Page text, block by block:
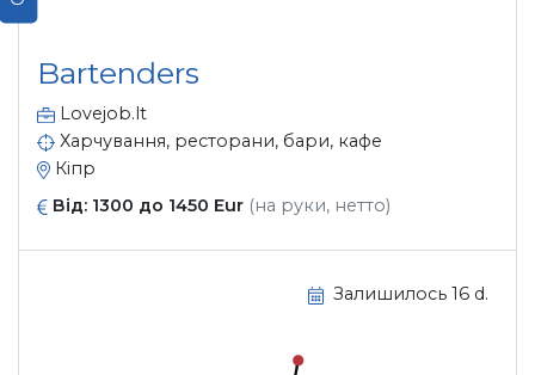
Bartenders
Lovejob.lt
Харчування, ресторани, бари, кафе
Кіпр
Від: 1300 до 1450 Eur (на руки, нетто)
Залишилось 16 d.